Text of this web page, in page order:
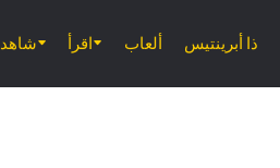
شاهد اقرأ ألعاب ذا أبرينتيس